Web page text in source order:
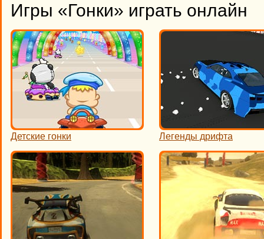
Игры «Гонки» играть онлайн
Детские гонки Легенды дрифта